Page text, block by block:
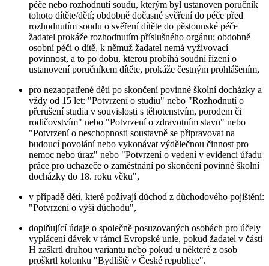
péče nebo rozhodnutí soudu, kterým byl ustanoven poručník
tohoto dítěte/dětí; obdobně dočasné svěření do péče před
rozhodnutím soudu o svěření dítěte do pěstounské péče
žadatel prokáže rozhodnutím příslušného orgánu; obdobně
osobní péči o dítě, k němuž žadatel nemá vyživovací
povinnost, a to po dobu, kterou probíhá soudní řízení o
ustanovení poručníkem dítěte, prokáže čestným prohlášením,
pro nezaopatřené děti po skončení povinné školní docházky a
vždy od 15 let: "Potvrzení o studiu" nebo "Rozhodnutí o
přerušení studia v souvislosti s těhotenstvím, porodem či
rodičovstvím" nebo "Potvrzení o zdravotním stavu" nebo
"Potvrzení o neschopnosti soustavně se připravovat na
budoucí povolání nebo vykonávat výdělečnou činnost pro
nemoc nebo úraz" nebo "Potvrzení o vedení v evidenci úřadu
práce pro uchazeče o zaměstnání po skončení povinné školní
docházky do 18. roku věku",
v případě dětí, které požívají důchod z důchodového pojištění:
"Potvrzení o výši důchodu",
doplňující údaje o společně posuzovaných osobách pro účely
vyplácení dávek v rámci Evropské unie, pokud žadatel v části
H zaškrtl druhou variantu nebo pokud u některé z osob
proškrtl kolonku "Bydliště v České republice".